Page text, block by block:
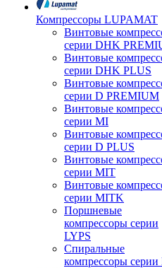
Компрессоры LUPAMAT
Винтовые
серии DHK
Винтовые
серии DHK PLUS
Винтовые
серии D PREMIUM
Винтовые
серии MI
Винтовые
серии D PLUS
Винтовые
серии MIT
Винтовые
серии MITK
Поршневые
компрессоры серии
LYPS
Спиральные
компрессоры серии